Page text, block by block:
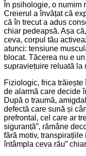
În psihologie, o numim
Creierul a învățat că
că în trecut a adus
chiar pedeapsă. Așa
ceva, corpul tău
atunci: tensiune
blocat. Tăcerea nu e
supraviețuire reluată la
Fiziologic, frica
de alarmă care decide
După o traumă,
defectă care sună și
prefrontal, cel care ar
siguranță”, rămâne
fără motiv,
întâmpla ceva rău”